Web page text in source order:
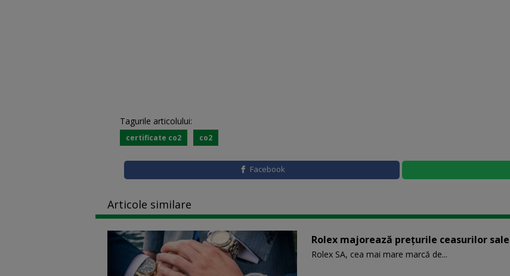
Tagurile articolului:
certificate co2 co2
Facebook
Articole similare
Rolex majorează preţurile ceasurilor
Rolex SA, cea mai mare marcă de...